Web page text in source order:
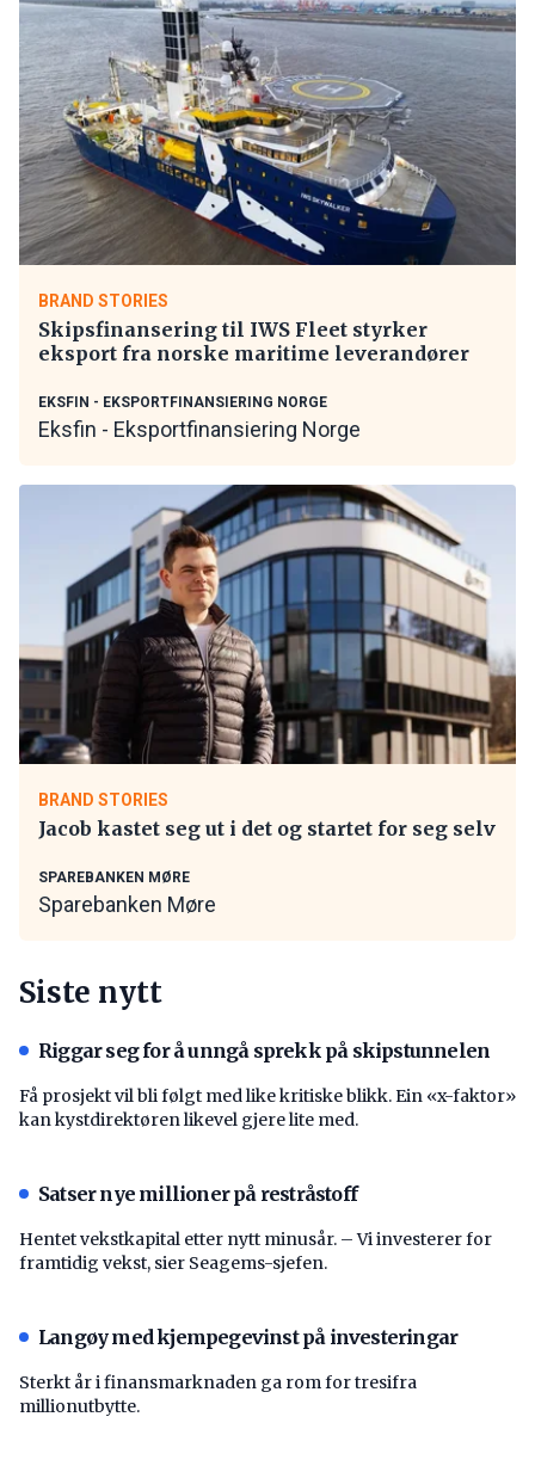
BRAND STORIES
Skipsfinansering til IWS Fleet styrker
eksport fra norske maritime leverandører
EKSFIN - EKSPORTFINANSIERING NORGE
Eksfin - Eksportfinansiering Norge
BRAND STORIES
Jacob kastet seg ut i det og startet for seg selv
SPAREBANKEN MØRE
Sparebanken Møre
Siste nytt
Riggar seg for å unngå sprekk på skipstunnelen
Få prosjekt vil bli følgt med like kritiske blikk. Ein «x-faktor»
kan kystdirektøren likevel gjere lite med.
Satser nye millioner på restråstoff
Hentet vekstkapital etter nytt minusår. – Vi investerer for
framtidig vekst, sier Seagems-sjefen.
Langøy med kjempegevinst på investeringar
Sterkt år i finansmarknaden ga rom for tresifra
millionutbytte.